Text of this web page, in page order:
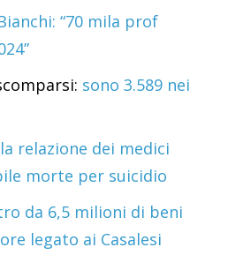
“70 mila prof
sono 3.589 nei
la relazione dei medici
morte per suicidio
da 6,5 milioni di beni
legato ai Casalesi